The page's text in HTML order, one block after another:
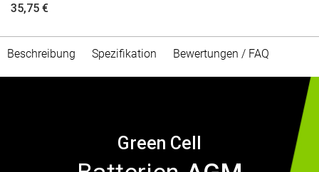
35,75 €
Beschreibung Spezifikation Bewertungen / FAQ
Green Cell